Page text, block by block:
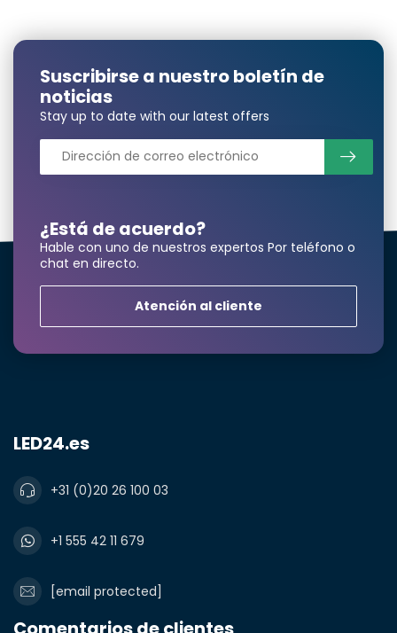
¿Está de acuerdo?
Hable con uno de nuestros expertos Por teléfono o
chat en directo.
Atención al cliente
Suscribirse a nuestro boletín de
noticias
Stay up to date with our latest offers
LED24.es
+31 (0)20 26 100 03
+1 555 42 11 679
[email protected]